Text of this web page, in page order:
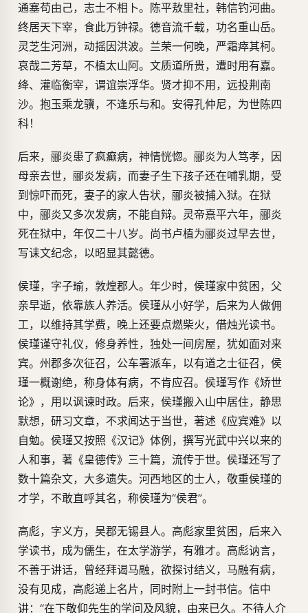
通塞苟由己，志士不相卜。陈平敖里社，韩信钓河曲。
终居天下宰，食此万钟禄。德音流千载，功名重山岳。
灵芝生河洲，动摇因洪波。兰荣一何晚，严霜瘁其柯。
哀哉二芳草，不植太山阿。文质道所贵，遭时用有嘉。
绛、灌临衡宰，谓谊崇浮华。贤才抑不用，远投荆南
沙。抱玉乘龙骥，不逢乐与和。安得孔仲尼，为世陈四
科！
后来，郦炎患了疯癫病，神情恍惚。郦炎为人笃孝，因
母亲去世，郦炎发病，而妻子生下孩子还在哺乳期，受
到惊吓而死，妻子的家人告状，郦炎被捕入狱。在狱
中，郦炎又多次发病，不能自辩。灵帝熹平六年，郦炎
死在狱中，年仅二十八岁。尚书卢植为郦炎过早去世，
写诔文纪念，以昭显其懿德。
侯瑾，字子瑜，敦煌郡人。年少时，侯瑾家中贫困，父
亲早逝，依靠族人养活。侯瑾从小好学，后来为人做佣
工，以维持其学费，晚上还要点燃柴火，借烛光读书。
侯瑾谨守礼仪，修身养性，独处一间房屋，犹如面对来
宾。州郡多次征召，公车署派车，以有道之士征召，侯
瑾一概谢绝，称身体有病，不肯应召。侯瑾写作《矫世
论》，用以讽谏时政。后来，侯瑾搬入山中居住，静思
默想，研习文章，不求闻达于当世，著述《应宾难》以
自勉。侯瑾又按照《汉记》体例，撰写光武中兴以来的
人和事，著《皇德传》三十篇，流传于世。侯瑾还写了
数十篇杂文，大多遗失。河西地区的士人，敬重侯瑾的
才学，不敢直呼其名，称侯瑾为“侯君”。
高彪，字义方，吴郡无锡县人。高彪家里贫困，后来入
学读书，成为儒生，在太学游学，有雅才。高彪讷言，
不善于讲话，曾经拜谒马融，欲探讨结义，马融有病，
没有见成，高彪递上名片，同时附上一封书信。信中
讲：“在下敬仰先生的学问及风貌，由来已久。不待人介